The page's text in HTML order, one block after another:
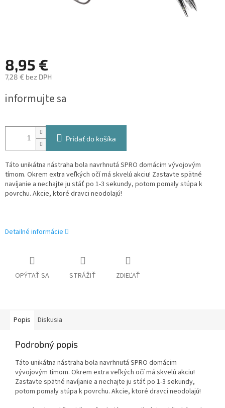
8,95 €
7,28 € bez DPH
cena:
informujte sa
Pridať do košíka
Táto unikátna nástraha bola navrhnutá SPRO domácim vývojovým
tímom. Okrem extra veľkých očí má skvelú akciu! Zastavte spätné
navíjanie a nechajte ju stáť po 1-3 sekundy, potom pomaly stúpa k
povrchu. Akcie, ktoré dravci neodolajú!
Detailné informácie
OPÝTAŤ SA STRÁŽIŤ ZDIEĽAŤ
Popis Diskusia
Podrobný popis
Táto unikátna nástraha bola navrhnutá SPRO domácim
vývojovým tímom. Okrem extra veľkých očí má skvelú akciu!
Zastavte spätné navíjanie a nechajte ju stáť po 1-3 sekundy,
potom pomaly stúpa k povrchu. Akcie, ktoré dravci neodolajú!